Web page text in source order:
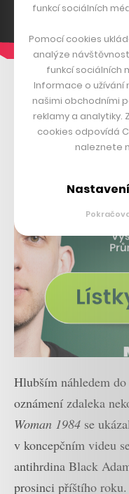
Hlubším náhledem
oznámení zdaleka
Woman 1984 se
v koncepčním videu
antihrdina Black
prosinci příštího roku.
funkcí sociálních
Pomocí cookies
analýze
funkcí sociálních
Informace o užívání
našimi obchodními
reklamy a analytiky.
cookies odpovídá
naleznete
Nastavení